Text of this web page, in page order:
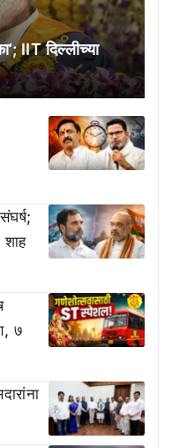
IIT दिल्लीच्या
७